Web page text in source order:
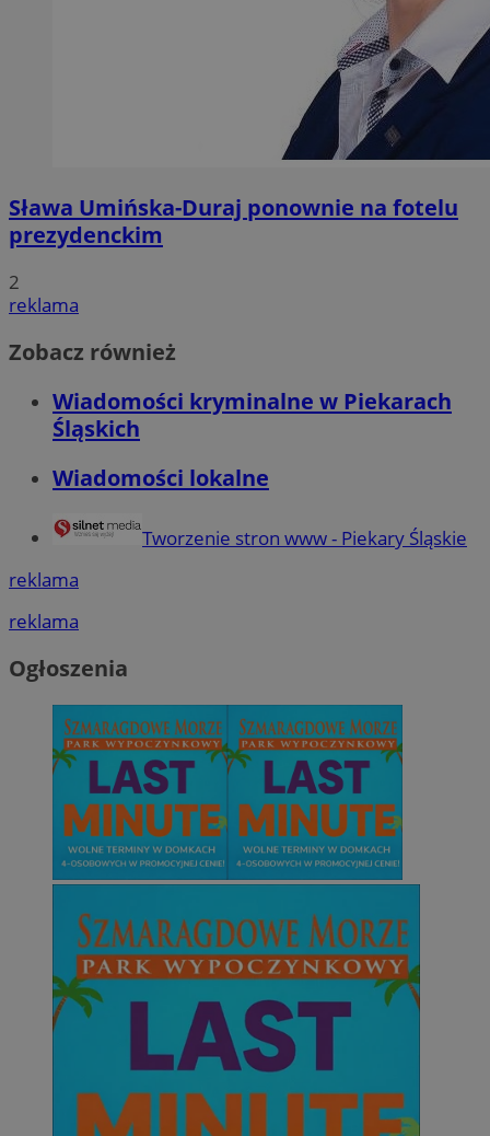
Sława Umińska-Duraj ponownie na fotelu
prezydenckim
2
reklama
Zobacz również
Wiadomości kryminalne w Piekarach
Śląskich
Wiadomości lokalne
Tworzenie stron www - Piekary Śląskie
reklama
reklama
Ogłoszenia